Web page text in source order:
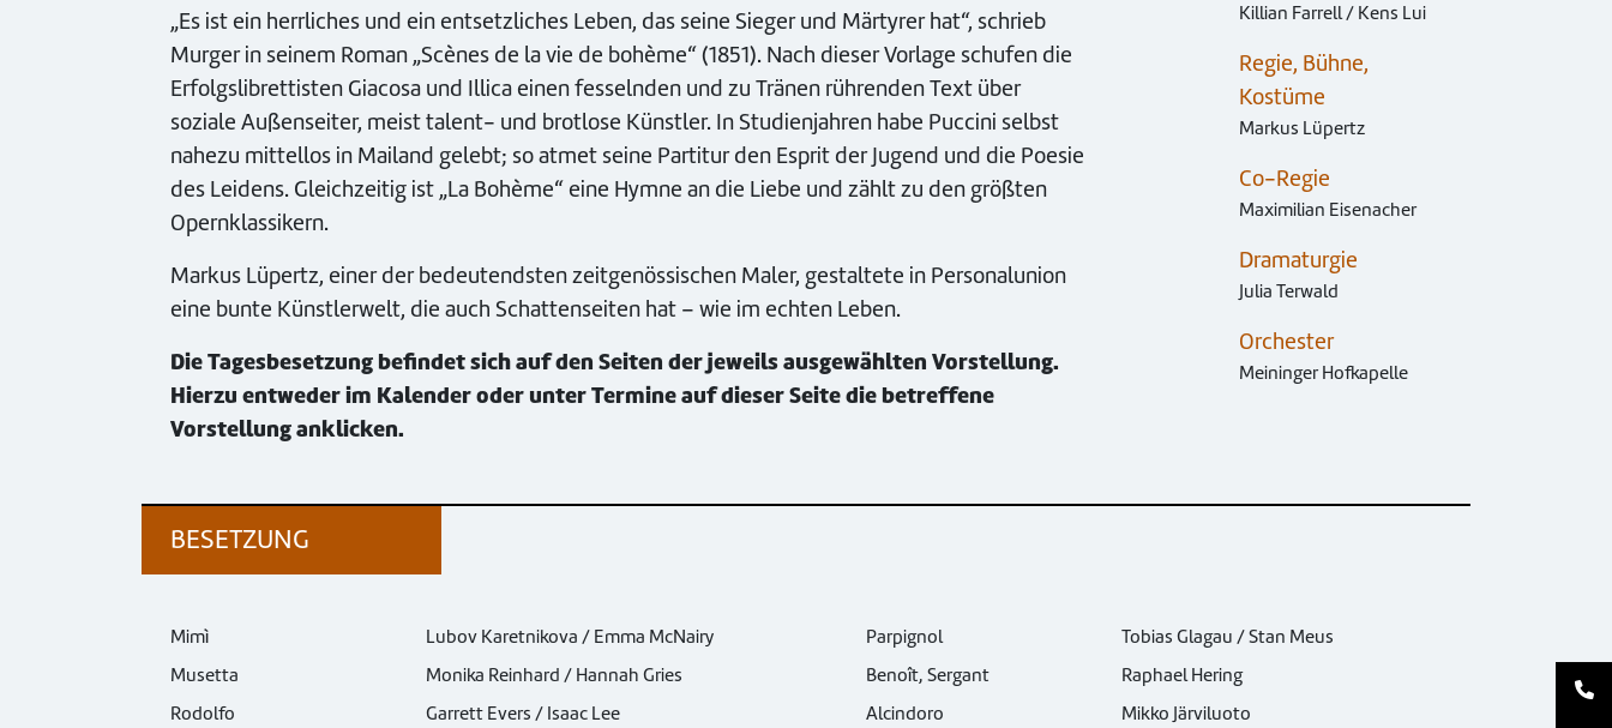
„Es ist ein herrliches und ein entsetzliches Leben, das seine Sieger und Märtyrer hat“, schrieb
Murger in seinem Roman „Scènes de la vie de bohème“ (1851). Nach dieser Vorlage schufen die
Erfolgslibrettisten Giacosa und Illica einen fesselnden und zu Tränen rührenden Text über
soziale Außenseiter, meist talent- und brotlose Künstler. In Studienjahren habe Puccini selbst
nahezu mittellos in Mailand gelebt; so atmet seine Partitur den Esprit der Jugend und die Poesie
des Leidens. Gleichzeitig ist „La Bohème“ eine Hymne an die Liebe und zählt zu den größten
Opernklassikern.
Markus Lüpertz, einer der bedeutendsten zeitgenössischen Maler, gestaltete in Personalunion
eine bunte Künstlerwelt, die auch Schattenseiten hat – wie im echten Leben.
Die Tagesbesetzung befindet sich auf den Seiten der jeweils ausgewählten Vorstellung.
Hierzu entweder im Kalender oder unter Termine auf dieser Seite die betreffene
Vorstellung anklicken.
Killian Farrell / Kens Lui
Regie, Bühne,
Kostüme
Markus Lüpertz
Co-Regie
Maximilian Eisenacher
Dramaturgie
Julia Terwald
Orchester
Meininger Hofkapelle
BESETZUNG
Mimì
Lubov Karetnikova / Emma McNairy
Musetta
Monika Reinhard / Hannah Gries
Rodolfo
Garrett Evers / Isaac Lee
Parpignol
Tobias Glagau / Stan Meus
Benoît, Sergant
Raphael Hering
Alcindoro
Mikko Järviluoto